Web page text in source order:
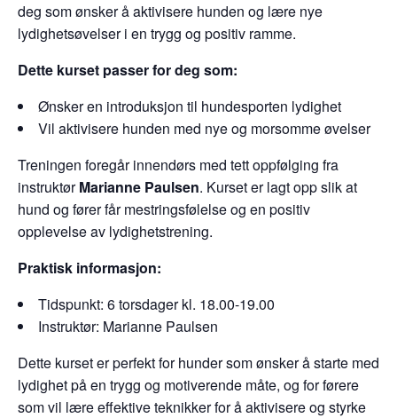
deg som ønsker å aktivisere hunden og lære nye
lydighetsøvelser i en trygg og positiv ramme.
Dette kurset passer for deg som:
Ønsker en introduksjon til hundesporten lydighet
Vil aktivisere hunden med nye og morsomme øvelser
Treningen foregår innendørs med tett oppfølging fra
instruktørMarianne Paulsen. Kurset er lagt opp slik at
hund og fører får mestringsfølelse og en positiv
opplevelse av lydighetstrening.
Praktisk informasjon:
Tidspunkt: 6 torsdager kl. 18.00-19.00
Instruktør: Marianne Paulsen
Dette kurset er perfekt for hunder som ønsker å starte med
lydighet på en trygg og motiverende måte, og for førere
som vil lære effektive teknikker for å aktivisere og styrke